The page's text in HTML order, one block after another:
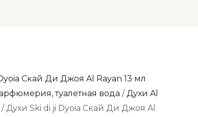
туалетная вода / Духи Al
/ Духи Ski di ji Dyoia Скай Ди Джоя Al